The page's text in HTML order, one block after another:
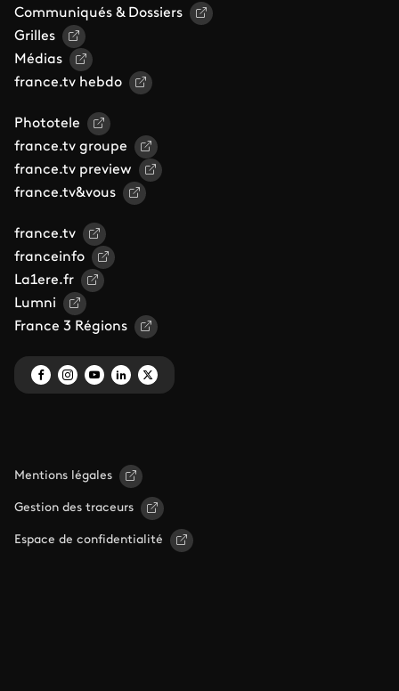
Communiqués & Dossiers
Grilles
Médias
france.tv hebdo
Phototele
france.tv groupe
france.tv preview
france.tv&vous
france.tv
franceinfo
La1ere.fr
Lumni
France 3 Régions
Mentions légales
Gestion des traceurs
Espace de confidentialité